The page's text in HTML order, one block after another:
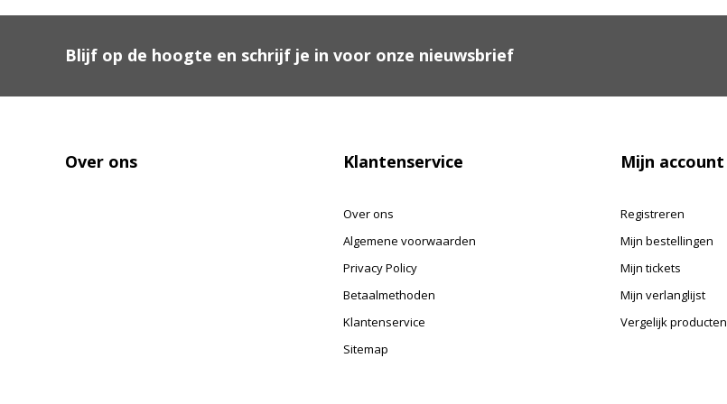
Blijf op de hoogte en schrijf je in voor onze nieuwsbrief
Over ons Klantenservice
Over ons
Algemene voorwaarden
Privacy Policy
Betaalmethoden
Klantenservice
Sitemap
Mijn account
Registreren
Mijn bestellingen
Mijn tickets
Mijn verlanglijst
Vergelijk producten